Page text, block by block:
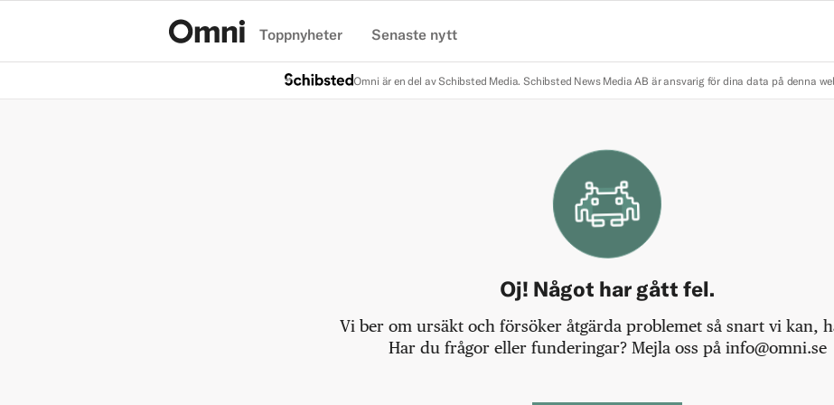
Toppnyheter Senaste nytt
Omni är en del av Schibsted Media. Schibsted News Media AB är ansvarig för dina data på denna
Oj! Något har gått fel.
Vi ber om ursäkt och försöker åtgärda problemet så snart vi kan,
Har du frågor eller funderingar? Mejla oss på info@omni.se